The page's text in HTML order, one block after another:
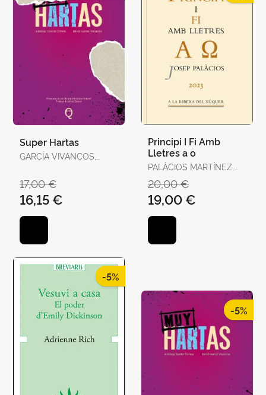
Super Hartas
GARCÍA VIVANCOS,
17,00 €
16,15 €
Principi I Fi Amb
Lletres a o
PALÀCIOS MARTÍNEZ,
20,00 €
19,00 €
-5%
-5%